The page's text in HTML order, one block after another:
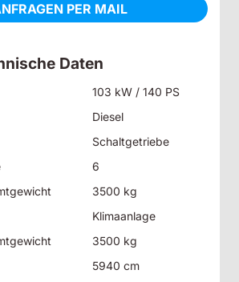
PER MAIL
Daten
103 kW / 140 PS
Diesel
Schaltgetriebe
6
3500 kg
Klimaanlage
3500 kg
5940 cm